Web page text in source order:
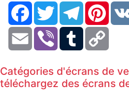
FacebookTwitter Telegram
Email Viber Tumblr
Catégories d'écrans de
téléchargez des écrans